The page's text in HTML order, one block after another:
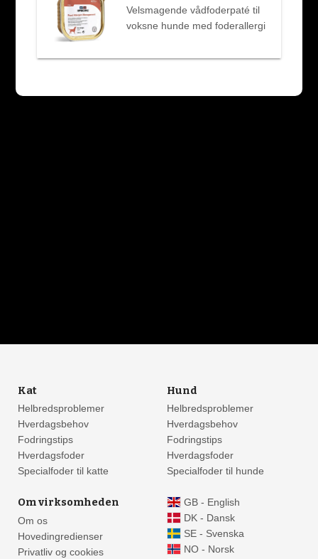
Velsmagende vådfoderpaté til
voksne hunde med foderallergi
Kat
Helbredsproblemer
Hverdagsbehov
Fodringstips
Hverdagsfoder
Specialfoder til katte
Hund
Helbredsproblemer
Hverdagsbehov
Fodringstips
Hverdagsfoder
Specialfoder til hunde
Om virksomheden
Om os
Hovedingredienser
Privatliv og cookies
GB - English
DK - Dansk
SE - Svenska
NO - Norsk